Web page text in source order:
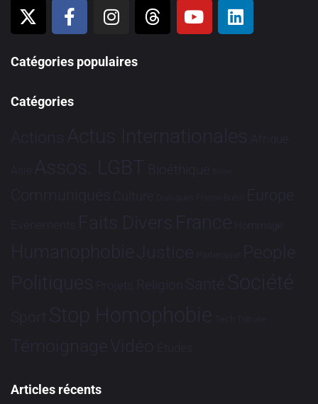
Catégories populaires
Catégories
Actions Actus Internationales Afrique
Asie Assos. LGBT Bioéthique Brève
Communiqués Culture Dialogues France-Brésil Europe
Evénements Faits Divers France Hommage
HumanophobieJustice Partenariat People
Politiques Projets Religion Santé Société
Sport Stop Homophobie Tech Tribune
TémoignageVidéo Études
Articles récents